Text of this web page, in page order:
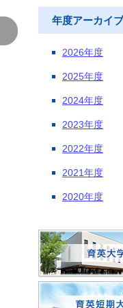
年度アーカイブ
2026年度
2025年度
2024年度
2023年度
2022年度
2021年度
2020年度